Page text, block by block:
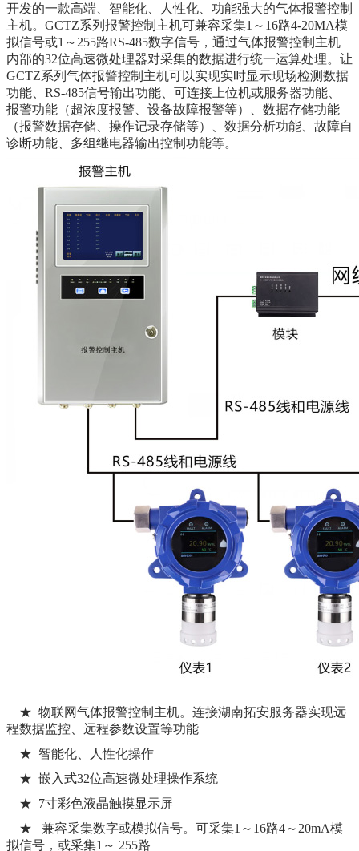
开发的一款高端、智能化、人性化、功能强大的气体报警控制
主机。GCTZ系列报警控制主机可兼容采集1～16路4-20MA模
拟信号或1～255路RS-485数字信号，通过气体报警控制主机
内部的32位高速微处理器对采集的数据进行统一运算处理。让
GCTZ系列气体报警控制主机可以实现实时显示现场检测数据
功能、RS-485信号输出功能、可连接上位机或服务器功能、
报警功能（超浓度报警、设备故障报警等）、数据存储功能
（报警数据存储、操作记录存储等）、数据分析功能、故障自
诊断功能、多组继电器输出控制功能等。
★ 物联网气体报警控制主机。连接湖南拓安服务器实现远
程数据监控、远程参数设置等功能
★ 智能化、人性化操作
★ 嵌入式32位高速微处理操作系统
★ 7寸彩色液晶触摸显示屏
★ 兼容采集数字或模拟信号。可采集1～16路4～20mA模
拟信号，或采集1～ 255路